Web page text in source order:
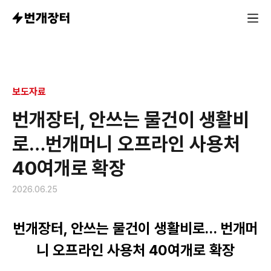
보도자료
번개장터, 안쓰는 물건이 생활비
로…번개머니 오프라인 사용처
40여개로 확장
2026.06.25
번개장터, 안쓰는 물건이 생활비로… 번개머
니 오프라인 사용처 40여개로 확장